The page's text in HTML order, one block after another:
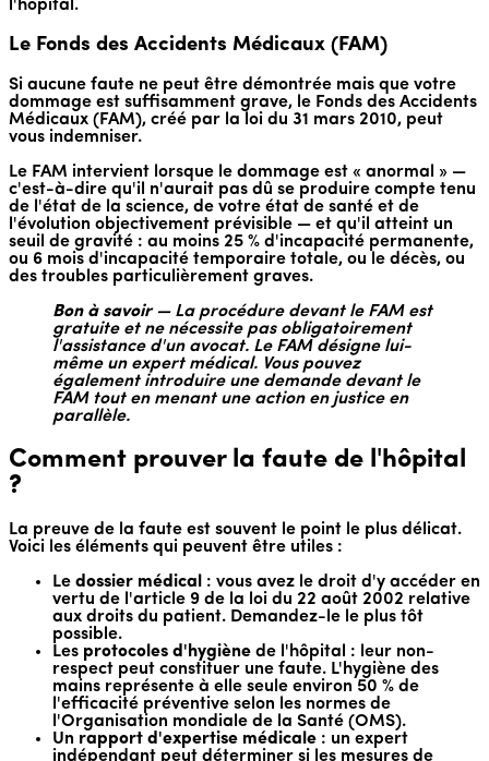
l'hôpital.
Le Fonds des Accidents Médicaux (FAM)
Si aucune faute ne peut être démontrée mais que votre
dommage est suffisamment grave, le Fonds des Accidents
Médicaux (FAM), créé par la loi du 31 mars 2010, peut
vous indemniser.
Le FAM intervient lorsque le dommage est « anormal » —
c'est-à-dire qu'il n'aurait pas dû se produire compte tenu
de l'état de la science, de votre état de santé et de
l'évolution objectivement prévisible — et qu'il atteint un
seuil de gravité : au moins 25 % d'incapacité permanente,
ou 6 mois d'incapacité temporaire totale, ou le décès, ou
des troubles particulièrement graves.
Bon à savoir— La procédure devant le FAM est
gratuite et ne nécessite pas obligatoirement
l'assistance d'un avocat. Le FAM désigne lui-
même un expert médical. Vous pouvez
également introduire une demande devant le
FAM tout en menant une action en justice en
parallèle.
Comment prouver la faute de l'hôpital
?
La preuve de la faute est souvent le point le plus délicat.
Voici les éléments qui peuvent être utiles :
Le dossier médical
: vous avez le droit d'y accéder en
vertu de l'article 9 de la loi du 22 août 2002 relative
aux droits du patient. Demandez-le le plus tôt
possible.
Les protocoles d'hygiène de l'hôpital : leur non-
respect peut constituer une faute. L'hygiène des
mains représente à elle seule environ 50 % de
l'efficacité préventive selon les normes de
l'Organisation mondiale de la Santé (OMS).
Un rapport d'expertise médicale : un expert
indépendant peut déterminer si les mesures de